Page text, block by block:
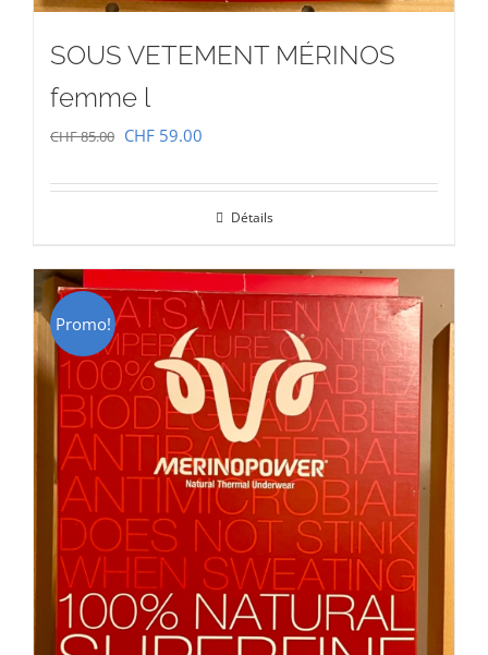
SOUS VETEMENT MÉRINOS
femme l
CHF85.00 Le
initial
CHF 85.00.
CHF 59.00
actuel
CHF 59.00.
Détails
Promo!